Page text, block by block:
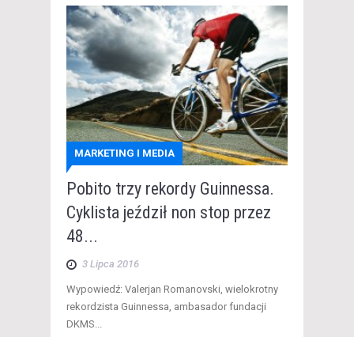
MARKETING I MEDIA
Pobito trzy rekordy Guinnessa.
Cyklista jeździł non stop przez
48...
3 Lipca 2016
Wypowiedź: Valerjan Romanovski, wielokrotny
rekordzista Guinnessa, ambasador fundacji
DKMS...